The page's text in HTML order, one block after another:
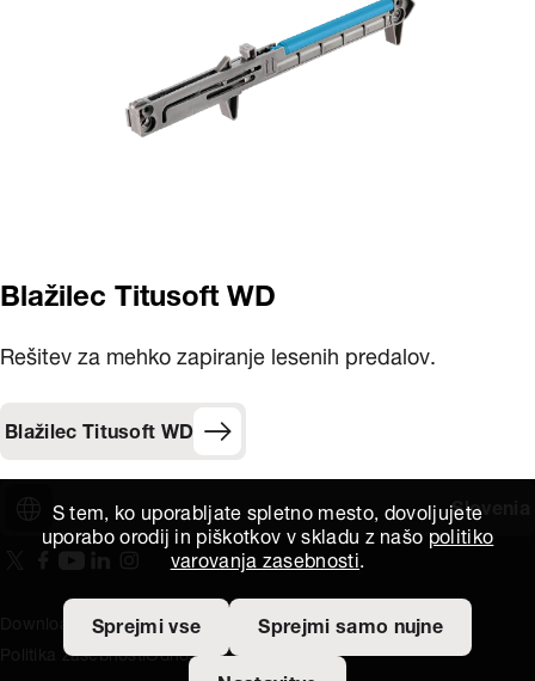
S tem, ko uporabljate spletno mesto, dovoljujete
uporabo orodij in piškotkov v skladu z našo politiko
varovanja zasebnosti.
Sprejmi vse Sprejmi samo nujne
Blažilec Titusoft WD
Rešitev za mehko zapiranje lesenih predalov.
Blažilec Titusoft WD
Slovenia
(Odpre se v novem oknu)
Na našo Facebook stran
(Odpre se v novem oknu)
Na našo Youtube stran
(Odpre se v novem oknu)
(Odpre se v novem oknu)
Na našo Instagram stran
(Odpre se v novem oknu)
Download areaTitus Expertise ExtranetSplošni pogoji
Politika zasebnostiOdnosi z investitorji